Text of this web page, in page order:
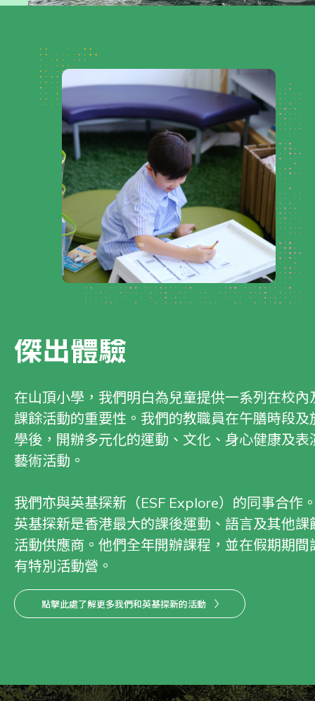
傑出體驗
在山頂小學，我們明白為兒童提供一系列在校內
課餘活動的重要性。我們的教職員在午膳時段及
學後，開辦多元化的運動、文化、身心健康及表
藝術活動。
我們亦與英基探新（ESF Explore）的同事合作
英基探新是香港最大的課後運動、語言及其他課
活動供應商。他們全年開辦課程，並在假期期間
有特別活動營。
點擊此處了解更多我們和英基探新的活動